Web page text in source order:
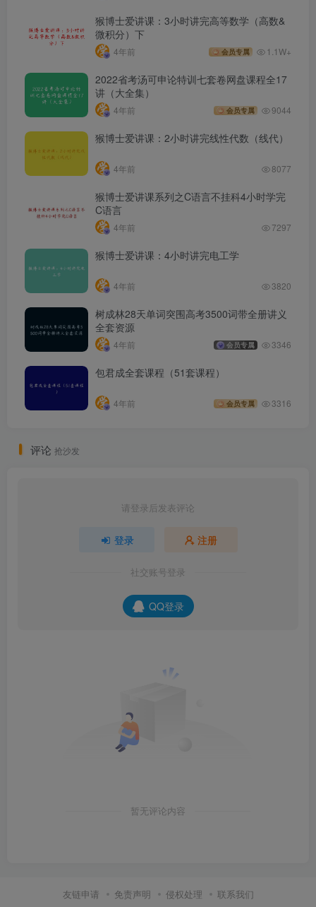
猴博士爱讲课：3小时讲完高等数学（高数&
微积分）下
4年前 会员专属 1.1W+
2022省考汤可申论特训七套卷网盘课程全17
讲（大全集）
4年前 会员专属 9044
猴博士爱讲课：2小时讲完线性代数（线代）
4年前 8077
猴博士爱讲课系列之C语言不挂科4小时学完
C语言
4年前 7297
猴博士爱讲课：4小时讲完电工学
4年前 3820
树成林28天单词突围高考3500词带全册讲义
全套资源
4年前 会员专属 3346
包君成全套课程（51套课程）
4年前 会员专属 3316
评论 抢沙发
请登录后发表评论
登录 注册
社交账号登录
QQ登录
暂无评论内容
友链申请 免责声明 侵权处理 联系我们